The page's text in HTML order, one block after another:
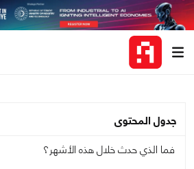
جدول المحتوى
فما الذي حدث خلال هذه الأشهر؟